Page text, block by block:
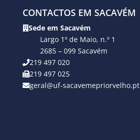
CONTACTOS EM SACAVÉM
Sede em Sacavém
Largo 1º de Maio, n.º 1
2685 – 099 Sacavém
219 497 020
219 497 025
geral@uf-sacavemepriorvelho.pt